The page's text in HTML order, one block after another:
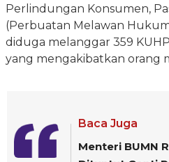
Perlindungan Konsumen,
(Perbuatan Melawan
diduga melanggar 359
yang mengakibatkan orang
Baca Juga
Menteri BUMN